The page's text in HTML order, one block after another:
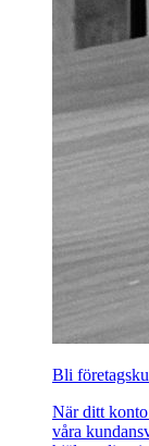
Bli
När ditt
våra